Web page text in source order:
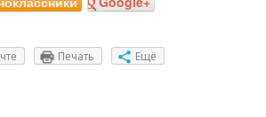
Печать Ещё